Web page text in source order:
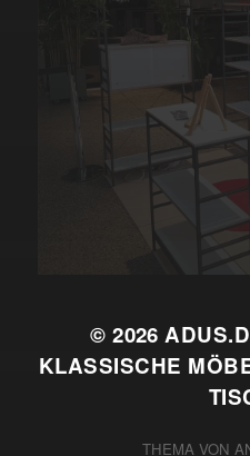
© 2026
KLASSISCHE
THEMA VON